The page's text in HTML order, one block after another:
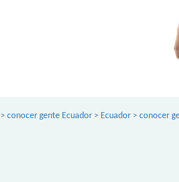
> conocer gente Ecuador > Ecuador > conocer